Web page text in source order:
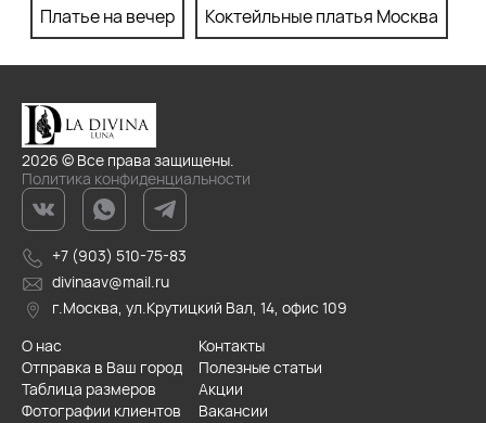
Платье на вечер Коктейльные платья Москва
2026 © Все права защищены.
Политика конфиденциальности
+7 (903) 510-75-83
divinaav@mail.ru
г.Москва, ул.Крутицкий Вал, 14, офис 109
О нас
Контакты
Отправка в Ваш город
Полезные статьи
Таблица размеров
Акции
Фотографии клиентов
Вакансии